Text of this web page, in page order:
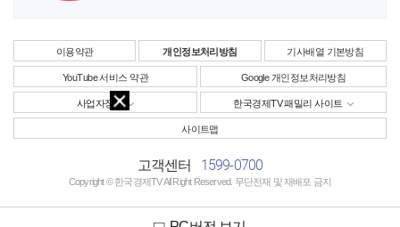
이용약관 개인정보처리방침 기사배열 기본방침
YouTube 서비스 약관 Google 개인정보처리방침
사업자정보 한국경제TV 패밀리 사이트
사이트맵
고객센터 1599-0700
Copyright © 한국경제TV All Right Reserved. 무단전재 및 재배포 금지